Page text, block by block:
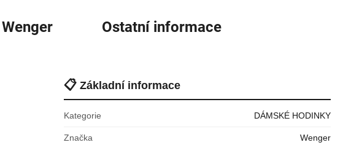
Wenger Ostatní informace
📋 Základní informace
Kategorie DÁMSKÉ HODINKY
Značka Wenger